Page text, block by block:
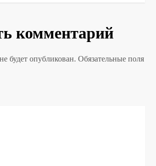
комментарий
будет опубликован. Обязательные поля